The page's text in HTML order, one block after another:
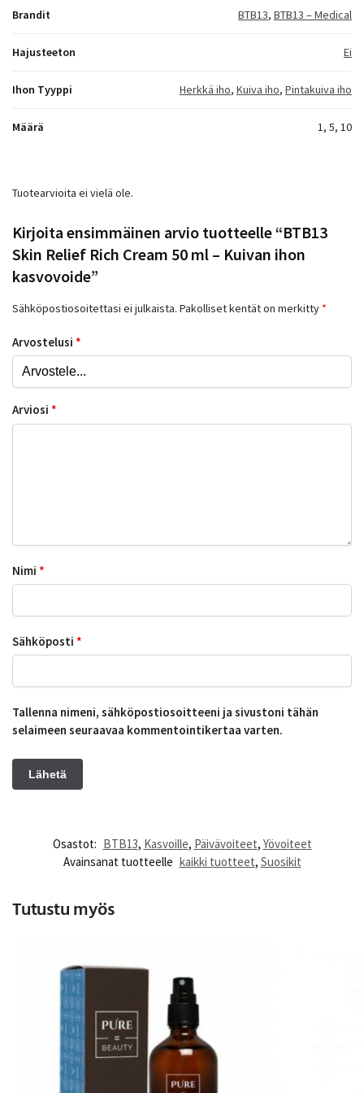
Brandit BTB13, BTB13 – Medical
Hajusteeton Ei
Ihon Tyyppi Herkkä iho, Kuiva iho, Pintakuiva iho
Määrä 1, 5, 10
Tuotearvioita ei vielä ole.
Kirjoita ensimmäinen arvio tuotteelle “BTB13
Skin Relief Rich Cream 50 ml – Kuivan ihon
kasvovoide”
Sähköpostiosoitettasi ei julkaista. Pakolliset kentät on merkitty *
Arvostelusi *
Arviosi *
Nimi *
Sähköposti *
Tallenna nimeni, sähköpostiosoitteeni ja sivustoni tähän
selaimeen seuraavaa kommentointikertaa varten.
Osastot: BTB13, Kasvoille, Päivävoiteet, Yövoiteet
Avainsanat tuotteelle kaikki tuotteet, Suosikit
Tutustu myös